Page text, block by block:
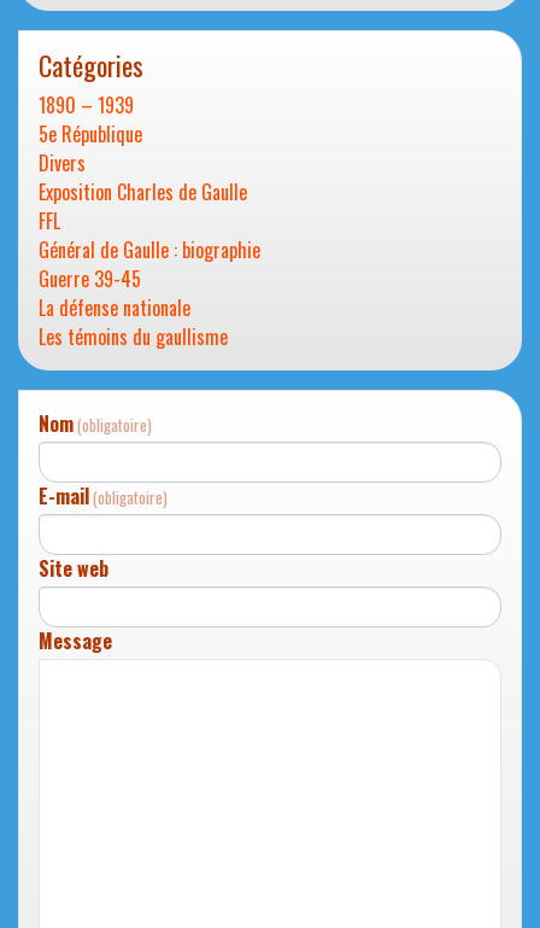
Catégories
1890 – 1939
5e République
Divers
Exposition Charles de Gaulle
FFL
Général de Gaulle : biographie
Guerre 39-45
La défense nationale
Les témoins du gaullisme
Nom(obligatoire)
E-mail(obligatoire)
Site web
Message